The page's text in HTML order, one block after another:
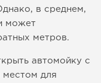
в среднем,
может
метров.
автомойку с
для